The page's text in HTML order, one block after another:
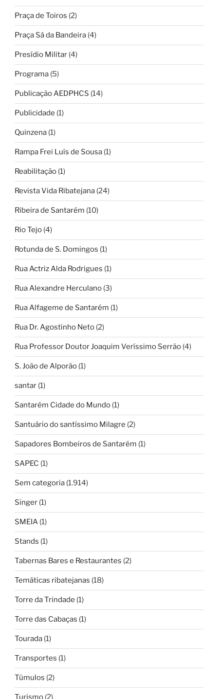
Praça de Toiros (2)
Praça Sá da Bandeira (4)
Presídio Militar (4)
Programa (5)
Publicação AEDPHCS (14)
Publicidade (1)
Quinzena (1)
Rampa Frei Luís de Sousa (1)
Reabilitação (1)
Revista Vida Ribatejana (24)
Ribeira de Santarém (10)
Rio Tejo (4)
Rotunda de S. Domingos (1)
Rua Actriz Alda Rodrigues (1)
Rua Alexandre Herculano (3)
Rua Alfageme de Santarém (1)
Rua Dr. Agostinho Neto (2)
Rua Professor Doutor Joaquim Veríssimo Serrão (4)
S. João de Alporão (1)
santar (1)
Santarém Cidade do Mundo (1)
Santuário do santíssimo Milagre (2)
Sapadores Bombeiros de Santarém (1)
SAPEC (1)
Sem categoria (1.914)
Singer (1)
SMEIA (1)
Stands (1)
Tabernas Bares e Restaurantes (2)
Temáticas ribatejanas (18)
Torre da Trindade (1)
Torre das Cabaças (1)
Tourada (1)
Transportes (1)
Túmulos (2)
Turismo (2)